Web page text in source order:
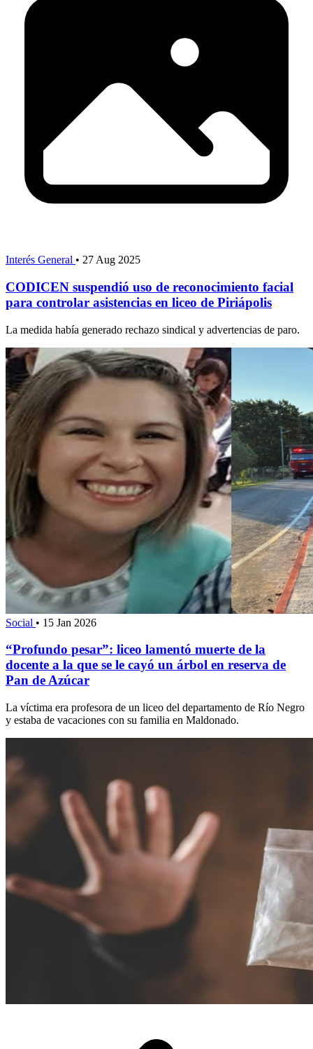
Interés General • 27 Aug 2025
CODICEN suspendió uso de reconocimiento facial
para controlar asistencias en liceo de Piriápolis
La medida había generado rechazo sindical y advertencias de paro.
Social • 15 Jan 2026
“Profundo pesar”: liceo lamentó muerte de la
docente a la que se le cayó un árbol en reserva de
Pan de Azúcar
La víctima era profesora de un liceo del departamento de Río Negro
y estaba de vacaciones con su familia en Maldonado.